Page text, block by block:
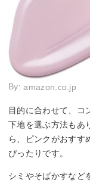
By:amazon.co.jp
目的に合わせて、コ
下地を選ぶ方法もあ
ら、ピンクがおすす
ぴったりです。
シミやそばかすなど